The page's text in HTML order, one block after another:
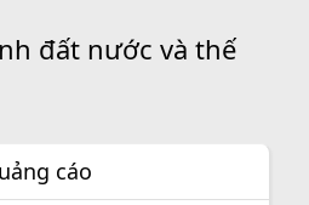
đất nước và thế
cáo